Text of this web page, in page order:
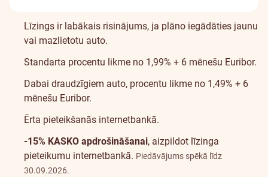
Līzings ir labākais risinājums, ja plāno iegādāties jaunu
vai mazlietotu auto.
Standarta procentu likme no 1,99% + 6 mēnešu Euribor.
Dabai draudzīgiem auto, procentu likme no 1,49% + 6
mēnešu Euribor.
Ērta pieteikšanās internetbankā.
-15% KASKO apdrošināšanai, aizpildot līzinga
pieteikumu internetbankā. Piedāvājums spēkā līdz
30.09.2026.